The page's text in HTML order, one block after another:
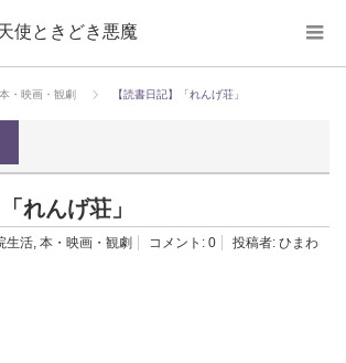
使ときどき悪魔
本・映画・観劇 【読書日記】「れんげ荘」
れんげ荘」
生活, 本・映画・観劇 コメント: 0 投稿者: ひまわ